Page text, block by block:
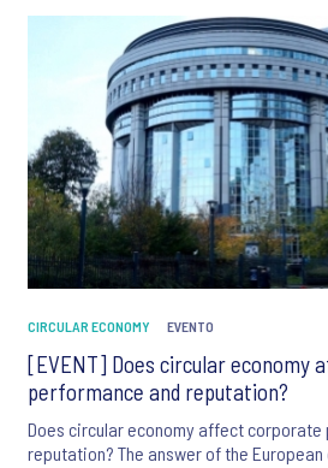
CIRCULAR ECONOMY EVENTO
[EVENT] Does circular economy
performance and reputation?
Does circular economy affect corporate
reputation? The answer of the